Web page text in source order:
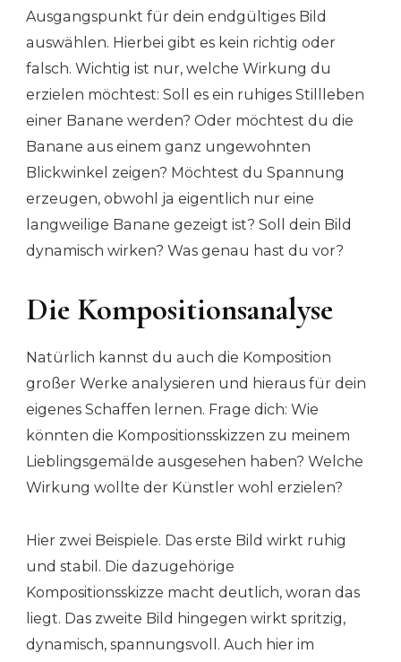
Ausgangspunkt für dein endgültiges Bild
auswählen. Hierbei gibt es kein richtig oder
falsch. Wichtig ist nur, welche Wirkung du
erzielen möchtest: Soll es ein ruhiges Stillleben
einer Banane werden? Oder möchtest du die
Banane aus einem ganz ungewohnten
Blickwinkel zeigen? Möchtest du Spannung
erzeugen, obwohl ja eigentlich nur eine
langweilige Banane gezeigt ist? Soll dein Bild
dynamisch wirken? Was genau hast du vor?
Die Kompositionsanalyse
Natürlich kannst du auch die Komposition
großer Werke analysieren und hieraus für dein
eigenes Schaffen lernen. Frage dich: Wie
könnten die Kompositionsskizzen zu meinem
Lieblingsgemälde ausgesehen haben? Welche
Wirkung wollte der Künstler wohl erzielen?
Hier zwei Beispiele. Das erste Bild wirkt ruhig
und stabil. Die dazugehörige
Kompositionsskizze macht deutlich, woran das
liegt. Das zweite Bild hingegen wirkt spritzig,
dynamisch, spannungsvoll. Auch hier im